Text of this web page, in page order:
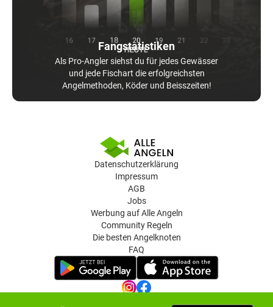
Fangstatistiken
Als Pro-Angler siehst du für jedes Gewässer
und jede Fischart die erfolgreichsten
Angelmethoden, Köder und Beisszeiten!
Datenschutzerklärung
Impressum
AGB
Jobs
Werbung auf Alle Angeln
Community Regeln
Die besten Angelknoten
FAQ